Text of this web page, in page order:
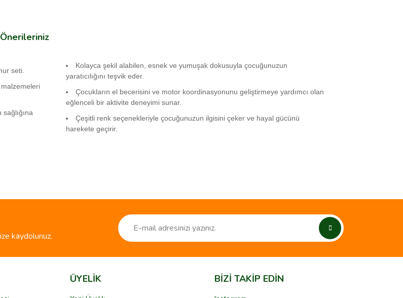
Önerileriniz
seti.
Kolayca şekil alabilen, esnek ve yumuşak dokusuyla çocuğunuzun
yaratıcılığını teşvik eder.
Çocukların el becerisini ve motor koordinasyonunu geliştirmeye yardımcı olan
eğlenceli bir aktivite deneyimi sunar.
Çeşitli renk seçenekleriyle çocuğunuzun ilgisini çeker ve hayal gücünü
harekete geçirir.
kaydolunuz.
ÜYELİK BİZİ TAKİP EDİN